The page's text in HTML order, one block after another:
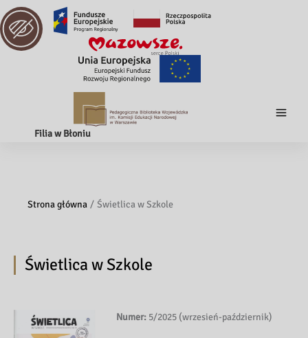
Filia w Błoniu
Strona główna Świetlica w Szkole
Świetlica w Szkole
Numer: 5/2025 (wrzesień-październik)